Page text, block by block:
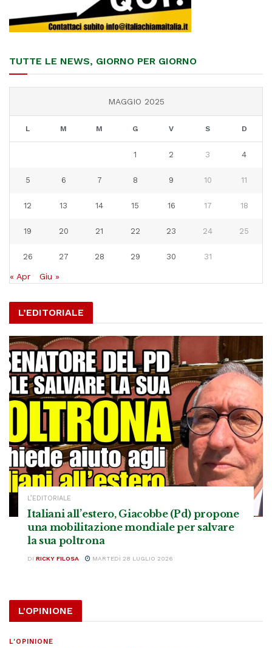
TUTTE LE NEWS, GIORNO PER GIORNO
MAGGIO 2025
L M M G V S D
1 2 3 4
5 6 7 8 9 10 11
12 13 14 15 16 17 18
19 20 21 22 23 24 25
26 27 28 29 30 31
« Apr Giu »
L’EDITORIALE
L’EDITORIALE
Italiani all’estero, Giacobbe (Pd) propone
una mobilitazione mondiale per salvare
la sua poltrona
DI RICKY FILOSA MARTEDÌ 28 LUGLIO 2026
L'OPINIONE
L'OPINIONE